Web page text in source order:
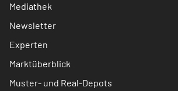
Mediathek
Newsletter
Experten
Marktüberblick
Muster- und Real-Depots